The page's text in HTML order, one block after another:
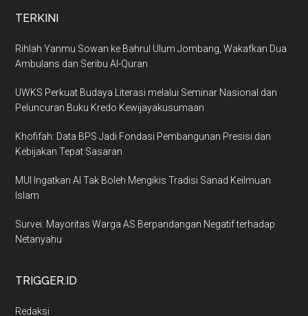
TERKINI
Rihlah Yanmu Sowan ke Bahrul Ulum Jombang, Wakafkan Dua
Ambulans dan Seribu Al-Quran
UWKS Perkuat Budaya Literasi melalui Seminar Nasional dan
Peluncuran Buku Kredo Kewijayakusumaan
Khofifah: Data BPS Jadi Fondasi Pembangunan Presisi dan
Kebijakan Tepat Sasaran
MUI Ingatkan AI Tak Boleh Mengikis Tradisi Sanad Keilmuan
Islam
Survei: Mayoritas Warga AS Berpandangan Negatif terhadap
Netanyahu
TRIGGER.ID
Redaksi